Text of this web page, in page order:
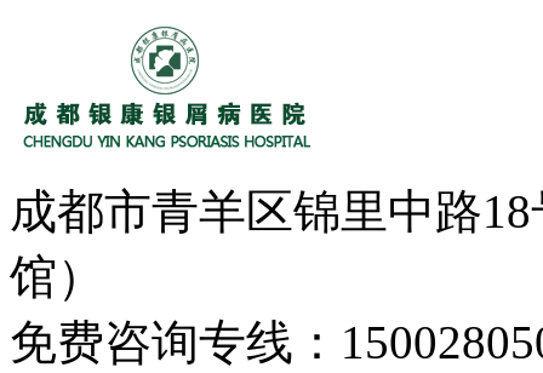
成都市青羊区锦里中路
馆）
免费咨询专线：